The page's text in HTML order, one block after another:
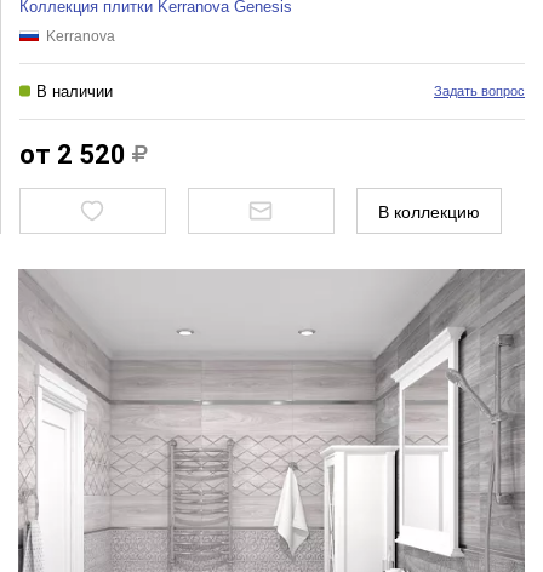
Коллекция плитки Kerranova Genesis
Kerranova
В наличии Задать вопрос
от 2 520
В коллекцию